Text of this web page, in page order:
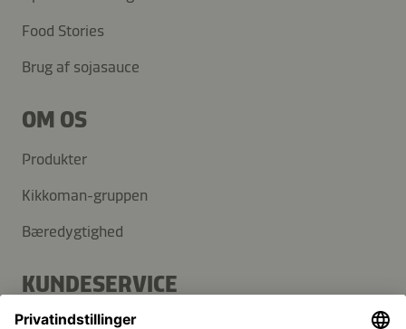
Food Stories
Brug af sojasauce
OM OS
Produkter
Kikkoman-gruppen
Bæredygtighed
KUNDESERVICE
FAQ